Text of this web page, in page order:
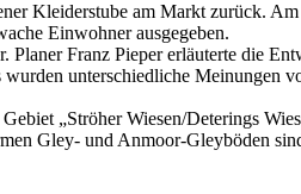
Kleiderstube am Markt zurück.
Einwohner ausgegeben.
Franz Pieper erläuterte die
unterschiedliche Meinungen
„Ströher Wiesen/Deterings
Gley- und Anmoor-Gleyböden